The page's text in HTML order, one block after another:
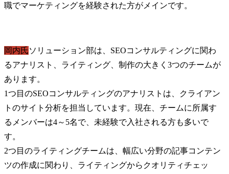
職でマーケティングを経験された方がメインです。
岡内氏ソリューション部は、SEOコンサルティングに関わ
るアナリスト、ライティング、制作の大きく3つのチームが
あります。
1つ目のSEOコンサルティングのアナリストは、クライアン
トのサイト分析を担当しています。現在、チームに所属す
るメンバーは4～5名で、未経験で入社される方も多いで
す。
2つ目のライティングチームは、幅広い分野の記事コンテン
ツの作成に関わり、ライティングからクオリティチェッ